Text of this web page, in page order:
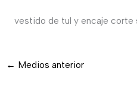
vestido de tul y encaje corte
← Medios anterior